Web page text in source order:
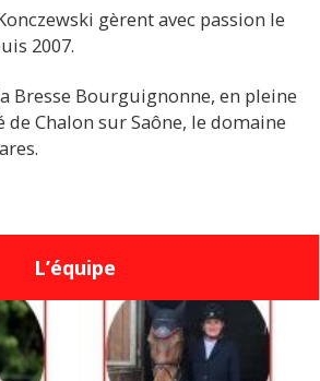
gèrent avec passion le
2007.
Bresse Bourguignonne, en pleine
Chalon sur Saône, le domaine
L’équipe